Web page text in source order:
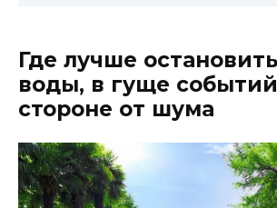
Где лучше
воды, в гуще
стороне от шума